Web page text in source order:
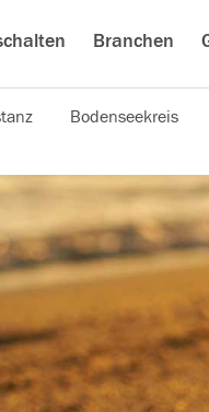
Branchen
Bodenseekreis